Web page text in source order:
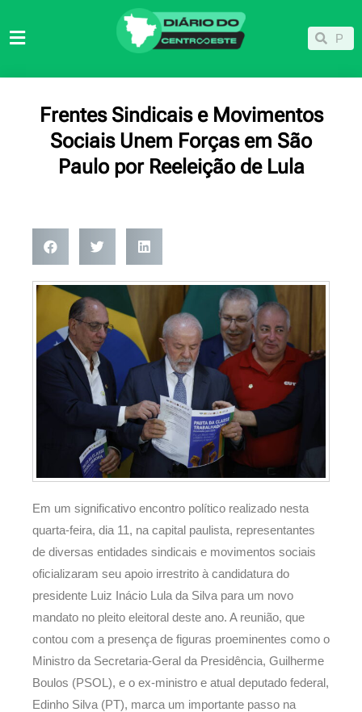
para
Pesquisar
Frentes Sindicais e Movimentos
Sociais Unem Forças em São
Paulo por Reeleição de Lula
Em um significativo encontro político realizado nesta
quarta-feira, dia 11, na capital paulista, representantes
de diversas entidades sindicais e movimentos sociais
oficializaram seu apoio irrestrito à candidatura do
presidente Luiz Inácio Lula da Silva para um novo
mandato no pleito eleitoral deste ano. A reunião, que
contou com a presença de figuras proeminentes como o
Ministro da Secretaria-Geral da Presidência, Guilherme
Boulos (PSOL), e o ex-ministro e atual deputado federal,
Edinho Silva (PT), marca um importante passo na